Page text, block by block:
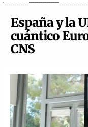
España y la
cuántico
CNS